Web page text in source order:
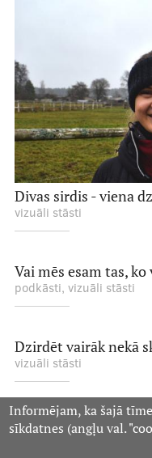
Divas sirdis - viena
vizuāli stāsti
Vai mēs esam tas,
podkāsti, vizuāli stāsti
Dzirdēt vairāk nekā
vizuāli stāsti
Informējam, ka šajā
sīkdatnes (angļu val.